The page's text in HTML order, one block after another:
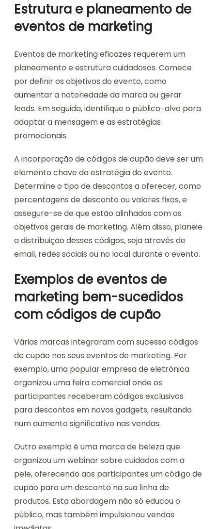
Estrutura e planeamento de
eventos de marketing
Eventos de marketing eficazes requerem um
planeamento e estrutura cuidadosos. Comece
por definir os objetivos do evento, como
aumentar a notoriedade da marca ou gerar
leads. Em seguida, identifique o público-alvo para
adaptar a mensagem e as estratégias
promocionais.
A incorporação de códigos de cupão deve ser um
elemento chave da estratégia do evento.
Determine o tipo de descontos a oferecer, como
percentagens de desconto ou valores fixos, e
assegure-se de que estão alinhados com os
objetivos gerais de marketing. Além disso, planeie
a distribuição desses códigos, seja através de
email, redes sociais ou no local durante o evento.
Exemplos de eventos de
marketing bem-sucedidos
com códigos de cupão
Várias marcas integraram com sucesso códigos
de cupão nos seus eventos de marketing. Por
exemplo, uma popular empresa de eletrónica
organizou uma feira comercial onde os
participantes receberam códigos exclusivos
para descontos em novos gadgets, resultando
num aumento significativo nas vendas.
Outro exemplo é uma marca de beleza que
organizou um webinar sobre cuidados com a
pele, oferecendo aos participantes um código de
cupão para um desconto na sua linha de
produtos. Esta abordagem não só educou o
público, mas também impulsionou vendas